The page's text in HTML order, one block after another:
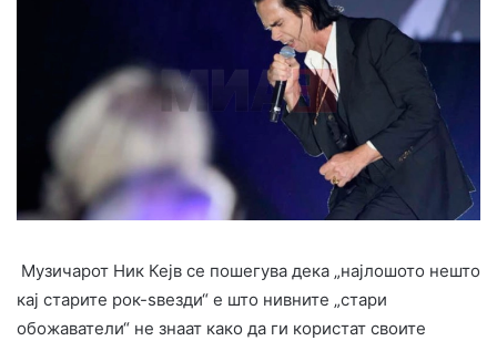
Музичарот Ник Кејв се пошегува дека „најлошото нешто
кај старите рок-ѕвезди“ е што нивните „стари
обожаватели“ не знаат како да ги користат своите